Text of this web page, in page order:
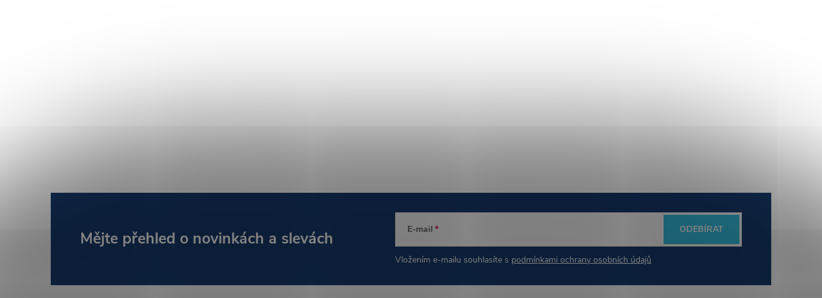
Mějte přehled o novinkách a slevách E-mail
Vložením e-mailu souhlasíte s podmínkami ochrany osobních údajů
ODEBÍRAT